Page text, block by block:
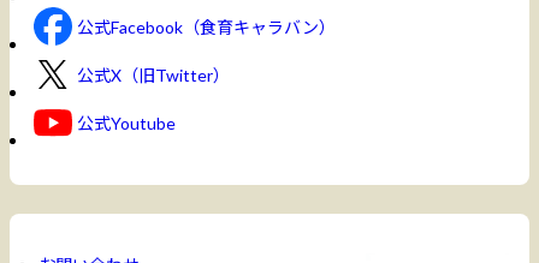
公式Facebook（食育キャラバン）
公式X（旧Twitter）
公式Youtube